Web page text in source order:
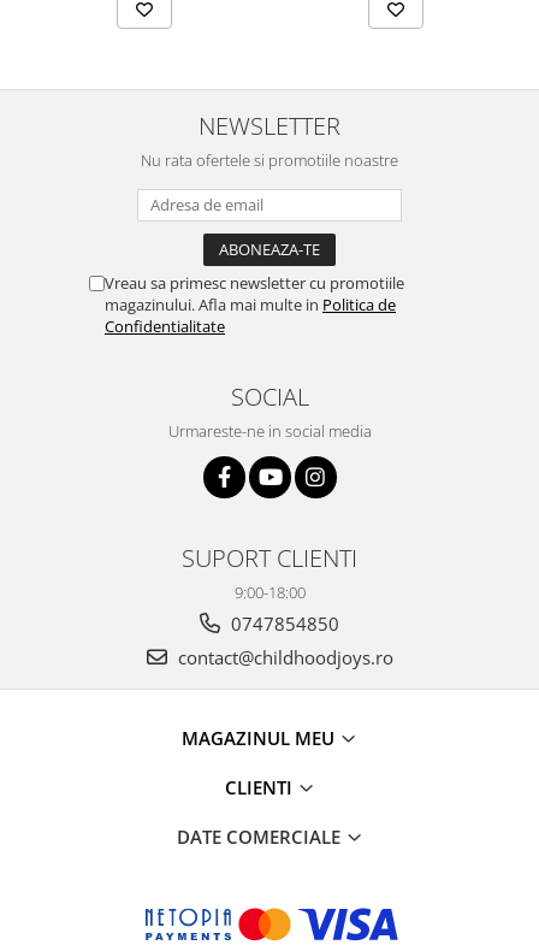
NEWSLETTER
Nu rata ofertele si promotiile noastre
Vreau sa primesc newsletter cu promotiile
magazinului. Afla mai multe in Politica de
Confidentialitate
SOCIAL
Urmareste-ne in social media
SUPORT CLIENTI
9:00-18:00
0747854850
contact@childhoodjoys.ro
MAGAZINUL MEU
CLIENTI
DATE COMERCIALE